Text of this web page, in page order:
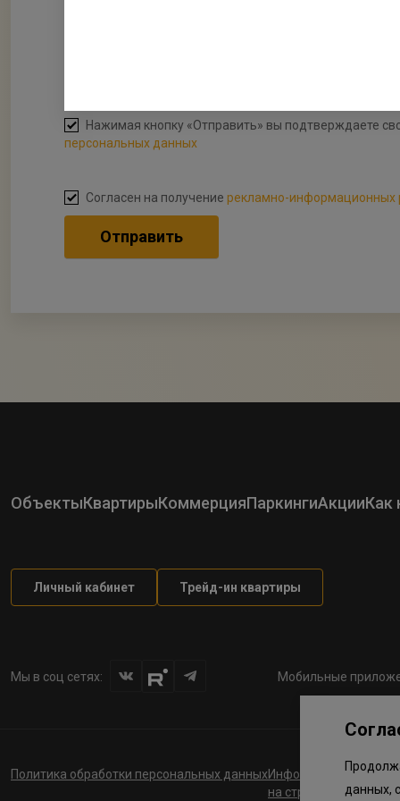
Нажимая кнопку «Отправить» вы подтверждаете
персональных данных
Согласен на получение рекламно-информационных
ОбъектыКвартирыКоммерцияПаркингиАкцииКак
Личный кабинет Трейд-ин квартиры
Мы в соц сетях: Мобильные
Политика обработки персональных данныхИнформация о
на строительство
данных,